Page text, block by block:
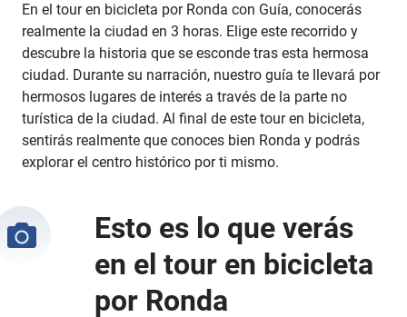
En el tour en bicicleta por Ronda con Guía, conocerás
realmente la ciudad en 3 horas. Elige este recorrido y
descubre la historia que se esconde tras esta hermosa
ciudad. Durante su narración, nuestro guía te llevará por
hermosos lugares de interés a través de la parte no
turística de la ciudad. Al final de este tour en bicicleta,
sentirás realmente que conoces bien Ronda y podrás
explorar el centro histórico por ti mismo.
Esto es lo que verás
en el tour en bicicleta
por Ronda